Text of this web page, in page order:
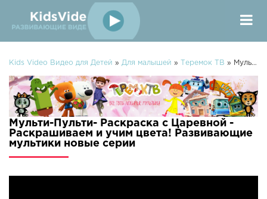
Kids Video Видео для Детей » Для малышей » Теремок ТВ » Мульти-Пульти- Раскраска с Царевной - Раскрашиваем и учим цвета! Развивающие мультики
Мульти-Пульти- Раскраска с Царевной -
Раскрашиваем и учим цвета! Развивающие
мультики новые серии